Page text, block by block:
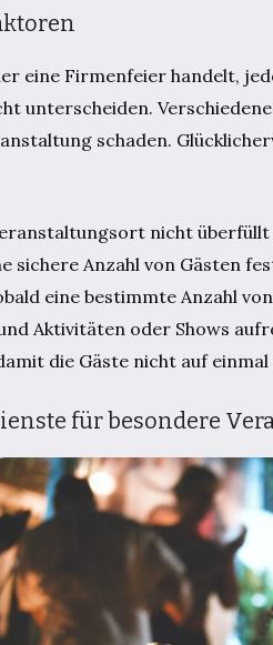
eine Firmenfeier handelt,
unterscheiden.
schaden.
nicht
sichere Anzahl von Gästen
eine bestimmte Anzahl
Aktivitäten oder Shows
die Gäste nicht auf
für besondere